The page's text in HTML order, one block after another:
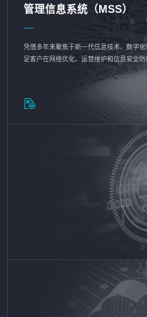
管理信息系统（MSS）
凭借多年来聚焦于新一代信息技术、数字
足客户在网络优化、运营维护和信息安全